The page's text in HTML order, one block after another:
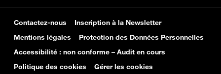
Contactez-nous
Inscription à la Newsletter
Mentions légales
Protection des Données Personnelles
Accessibilité : non conforme – Audit en cours
Politique des cookies
Gérer les cookies